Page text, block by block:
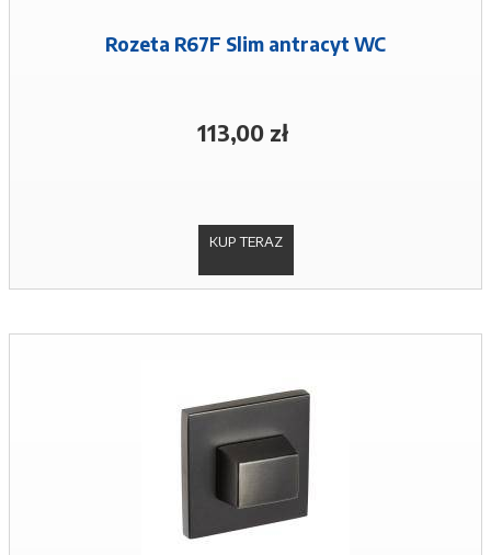
Rozeta R67F Slim antracyt WC
113,00 zł
KUP TERAZ